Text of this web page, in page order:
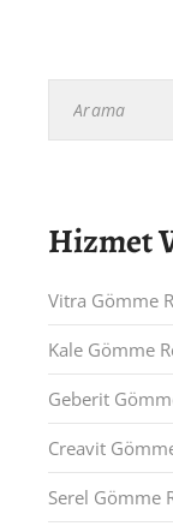
Hizmet
Vitra Gömme
Kale Gömme
Geberit
Creavit
Serel Gömme